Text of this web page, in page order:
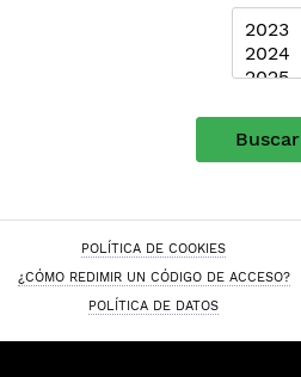
Buscar
POLÍTICA DE COOKIES
¿CÓMO REDIMIR UN CÓDIGO DE ACCESO?
POLÍTICA DE DATOS